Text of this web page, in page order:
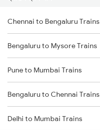
Chennai to Bengaluru Trains
Bengaluru to Mysore Trains
Pune to Mumbai Trains
Bengaluru to Chennai Trains
Delhi to Mumbai Trains